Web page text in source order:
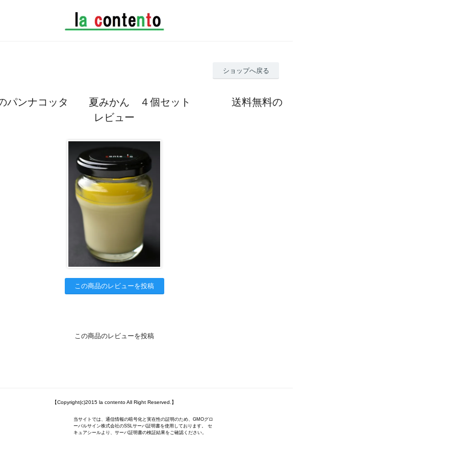
ショップへ戻る
のパンナコッタ 夏みかん ４個セット 送料無料の
レビュー
この商品のレビューを投稿
この商品のレビューを投稿
【Copyright(c)2015 la contento All Right Reserved.】
当サイトでは、通信情報の暗号化と実在性の証明のため、GMOグロ
ーバルサイン株式会社のSSLサーバ証明書を使用しております。 セ
キュアシールより、サーバ証明書の検証結果をご確認ください。